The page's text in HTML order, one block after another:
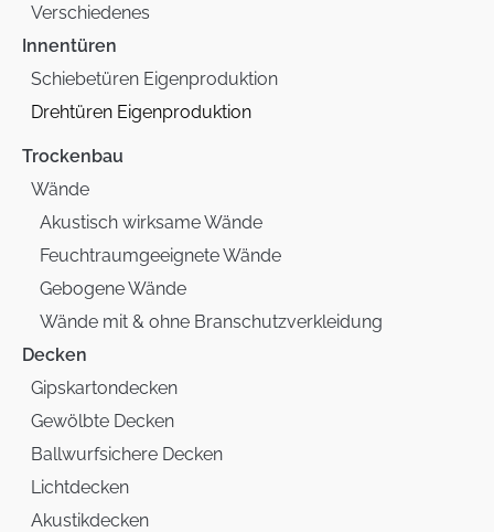
Verschiedenes
Innentüren
Schiebetüren Eigenproduktion
Drehtüren Eigenproduktion
Trockenbau
Wände
Akustisch wirksame Wände
Feuchtraumgeeignete Wände
Gebogene Wände
Wände mit & ohne Branschutzverkleidung
Decken
Gipskartondecken
Gewölbte Decken
Ballwurfsichere Decken
Lichtdecken
Akustikdecken